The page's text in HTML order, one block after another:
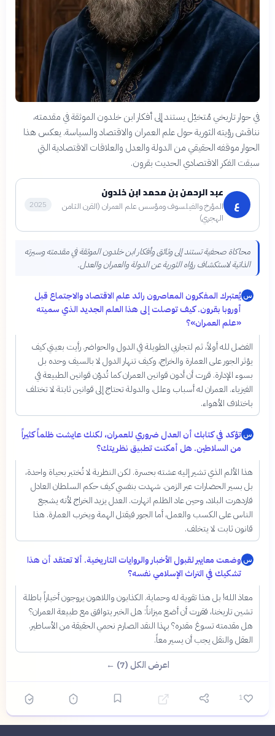
في حوار تاريخي مُتخيّل يستند إلى أفكار ابن خلدون الموثقة في مقدمته،
نناقش رؤيته الثورية حول علم العمران والاقتصاد والسياسة. يعكس هذا
الحوار موقفه الحقيقي من الدولة والعدل والعلاقات الاقتصادية التي
سبقت الفكر الاقتصادي الحديث بقرون.
ع
عبد الرحمن بن محمد ابن خلدون
المؤرخ والفيلسوف ومؤسس علم العمران (القرن الثامن
الهجري)
2025
محاكاة صحفية تستند إلى وثائق وأفكار ابن خلدون الموثقة في مقدمته وسيرته
الذاتية لاستكشاف رؤاه الثورية عن الدولة والعمران والعدل.
س يُعتبرك المفكرون المعاصرون رائد علم الاقتصاد والاجتماع قبل
أوروبا بقرون. كيف توصلت إلى هذا العلم الجديد الذي سميته
«علم العمران»؟
الفضل لله أولاً، ثم لتجاربي الطويلة في الدول والحواضر. رأيت بعيني كيف
يؤثر الجور على العمارة والخراج، وكيف تنهار الدول لا بالسيف وحده بل
بسوء الإدارة. قررت أن أدون قوانين العمران كما تُدوّن قوانين الطبيعة في
الفيزياء. العمران له أسباب وعلل، والدولة تحتاج إلى قوانين ثابتة لا تختلف
باختلاف الأهواء.
س تؤكد في كتابك أن العدل ضروري للعمران، لكنك عايشت ظلماً كثيراً
من السلاطين. هل أمكنت تطبيق نظريتك؟
هذا الألم الذي تشير إليه عشته بحسرة. لكن النظرية لا تُختبر بحياة واحدة،
بل بسير الحضارات عبر الزمن. شهدت بنفسي كيف حكم السلطان العادل
فازدهرت البلاد، وحين عاد الظلم انهارت. العدل يزيد الخراج لأنه يشجع
الناس على الكسب والعمل، أما الجور فيقتل الهمة ويخرب العمارة. هذا
قانون ثابت لا يتخلف.
س وضعت معايير لقبول الأخبار والروايات التاريخية. ألا تعتقد أن هذا
تشكيك في التراث الإسلامي نفسه؟
معاذ الله! بل هذا تقوية له وحماية. الكذابون واللاهون يروجون أخباراً باطلة
تشين تاريخنا، فقررت أن أضع ميزاناً: هل الخبر يتوافق مع طبيعة العمران؟
هل مقدمته تسوغ مقدره؟ بهذا النقد الصارم نحمي الحقيقة من الأساطير.
العقل والنقل يجب أن يسير معاً.
اعرض الكل (7) ←
1